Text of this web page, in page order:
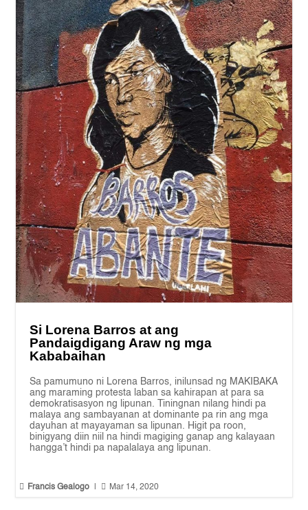
Si Lorena Barros at ang
Pandaigdigang Araw ng mga
Kababaihan
Sa pamumuno ni Lorena Barros, inilunsad ng MAKIBAKA
ang maraming protesta laban sa kahirapan at para sa
demokratisasyon ng lipunan. Tiningnan nilang hindi pa
malaya ang sambayanan at dominante pa rin ang mga
dayuhan at mayayaman sa lipunan. Higit pa roon,
binigyang diin niil na hindi magiging ganap ang kalayaan
hangga’t hindi pa napalalaya ang lipunan.
 Francis Gealogo  Mar 14, 2020